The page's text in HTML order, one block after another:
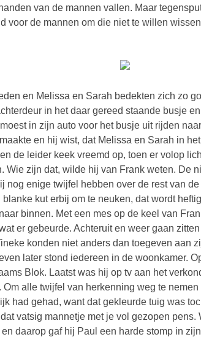
van de mannen vallen. Maar
voor de mannen om die niet te willen
en Melissa en Sarah bedekten zich zo
in het daar gereed staande busje
in zijn auto voor het busje uit rijden
en hij wist, dat Melissa en Sarah in
de leider keek vreemd op, toen er volop
Wie zijn dat, wilde hij van Frank weten. De
nog enige twijfel hebben over de rest van
kut erbij om te neuken, dat wordt
binnen. Met een mes op de keel van
er gebeurde. Achteruit en weer gaan
konden niet anders dan toegeven aan
later stond iedereen in de woonkamer.
Blok. Laatst was hij op tv aan het
Om alle twijfel van herkenning weg te
had gehad, want dat gekleurde tuig was
vatsig mannetje met je vol gezopen
daarop gaf hij Paul een harde stomp in